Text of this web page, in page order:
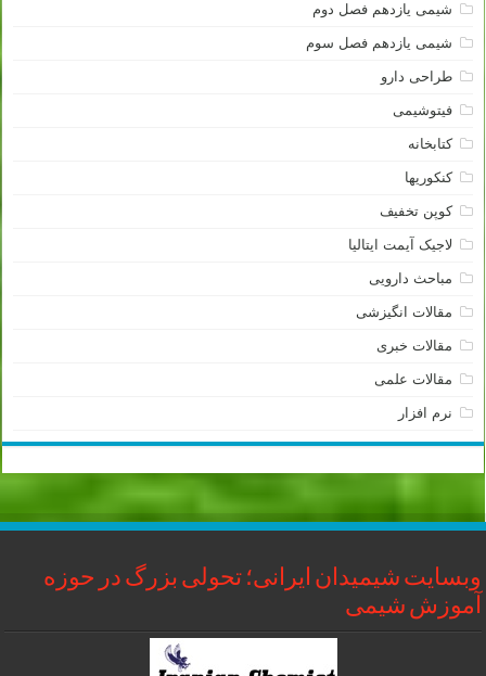
شیمی یازدهم فصل دوم
شیمی یازدهم فصل سوم
طراحی دارو
فیتوشیمی
کتابخانه
کنکوریها
کوپن تخفیف
لاجیک آیمت ایتالیا
مباحث دارویی
مقالات انگیزشی
مقالات خبری
مقالات علمی
نرم افزار
وبسایت شیمیدان ایرانی؛ تحولی بزرگ در حوزه
آموزش شیمی